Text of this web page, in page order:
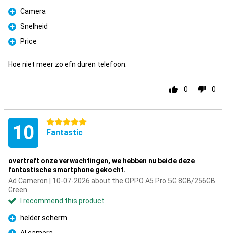
Pro
Camera
Pro
Snelheid
Pro
Price
Hoe niet meer zo efn duren telefoon.
0 0
10 5 stars
Fantastic
overtreft onze verwachtingen, we hebben nu beide deze
fantastische smartphone gekocht.
Ad Cameron | 10-07-2026 about the OPPO A5 Pro 5G 8GB/256GB
Green
I recommend this product
Pro
helder scherm